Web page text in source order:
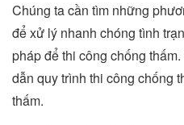
Chúng ta cần tìm những
để xử lý nhanh chóng tình
pháp để thi công chống
dẫn quy trình thi công chống
thấm.